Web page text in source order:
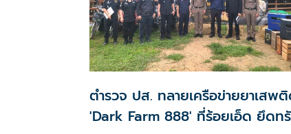
ตำรวจ ปส. ทลายเครือข่ายยาเสพ
'Dark Farm 888' ที่ร้อยเอ็ด ยึดท